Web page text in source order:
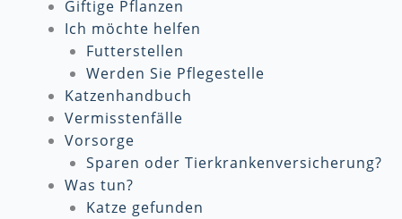
Giftige Pflanzen
Ich möchte helfen
Futterstellen
Werden Sie Pflegestelle
Katzenhandbuch
Vermisstenfälle
Vorsorge
Sparen oder Tierkrankenversicherung?
Was tun?
Katze gefunden